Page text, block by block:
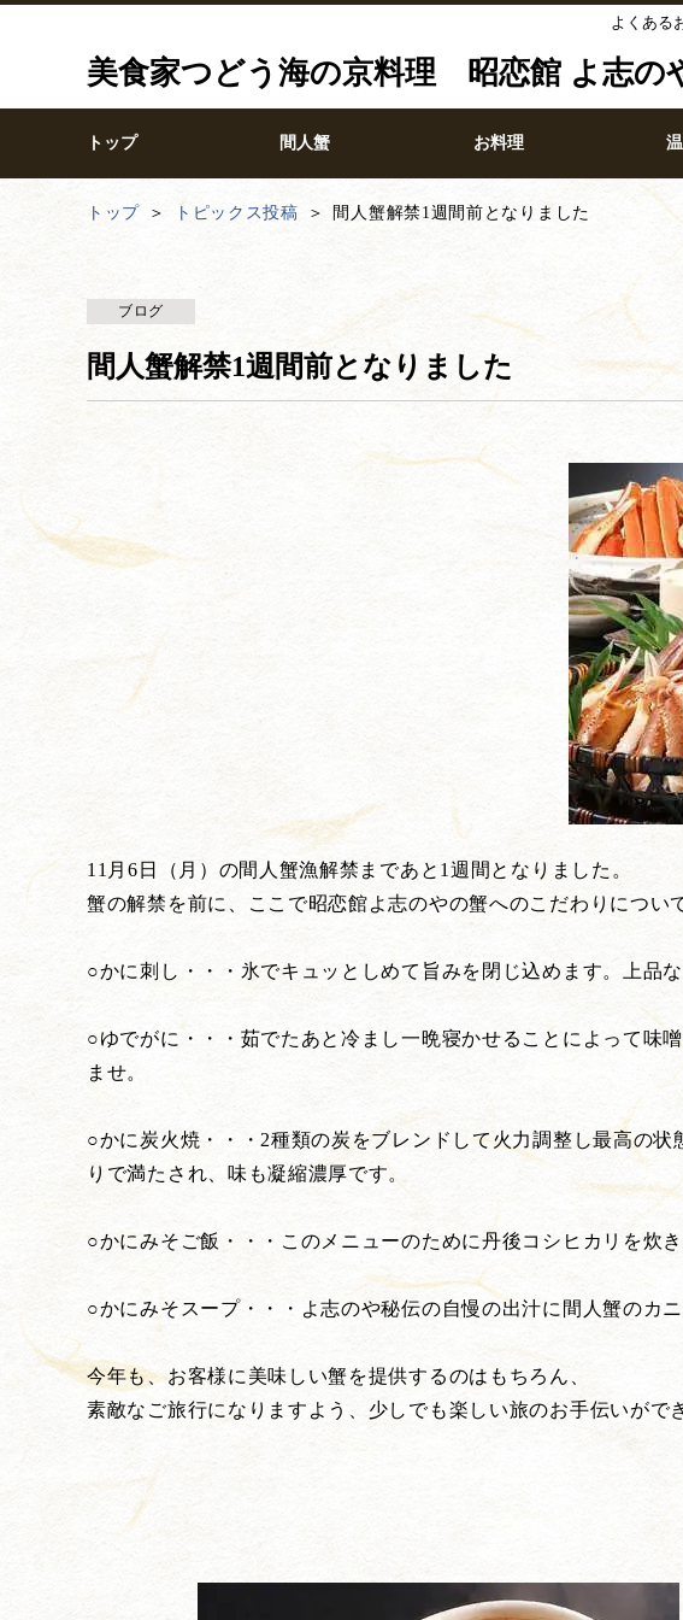
よくある
美食家つどう海の京料理 昭恋館 よ志の
トップ 間人蟹 お料理
トップ トピックス投稿 間人蟹解禁1週間前となりました
ブログ
間人蟹解禁1週間前となりました
11月6日（月）の間人蟹漁解禁まであと1週間となりました。
蟹の解禁を前に、ここで昭恋館よ志のやの蟹へのこだわりについ
○かに刺し・・・氷でキュッとしめて旨みを閉じ込めます。上品
○ゆでがに・・・茹でたあと冷まし一晩寝かせることによって味
ませ。
○かに炭火焼・・・2種類の炭をブレンドして火力調整し最高の
りで満たされ、味も凝縮濃厚です。
○かにみそご飯・・・このメニューのために丹後コシヒカリを炊
○かにみそスープ・・・よ志のや秘伝の自慢の出汁に間人蟹のカ
今年も、お客様に美味しい蟹を提供するのはもちろん、
素敵なご旅行になりますよう、少しでも楽しい旅のお手伝いがで